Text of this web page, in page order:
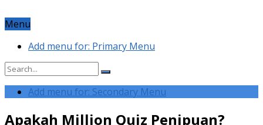
Menu
Add menu for: Primary Menu
Add menu for: Secondary Menu
Apakah Million Quiz Penipuan?